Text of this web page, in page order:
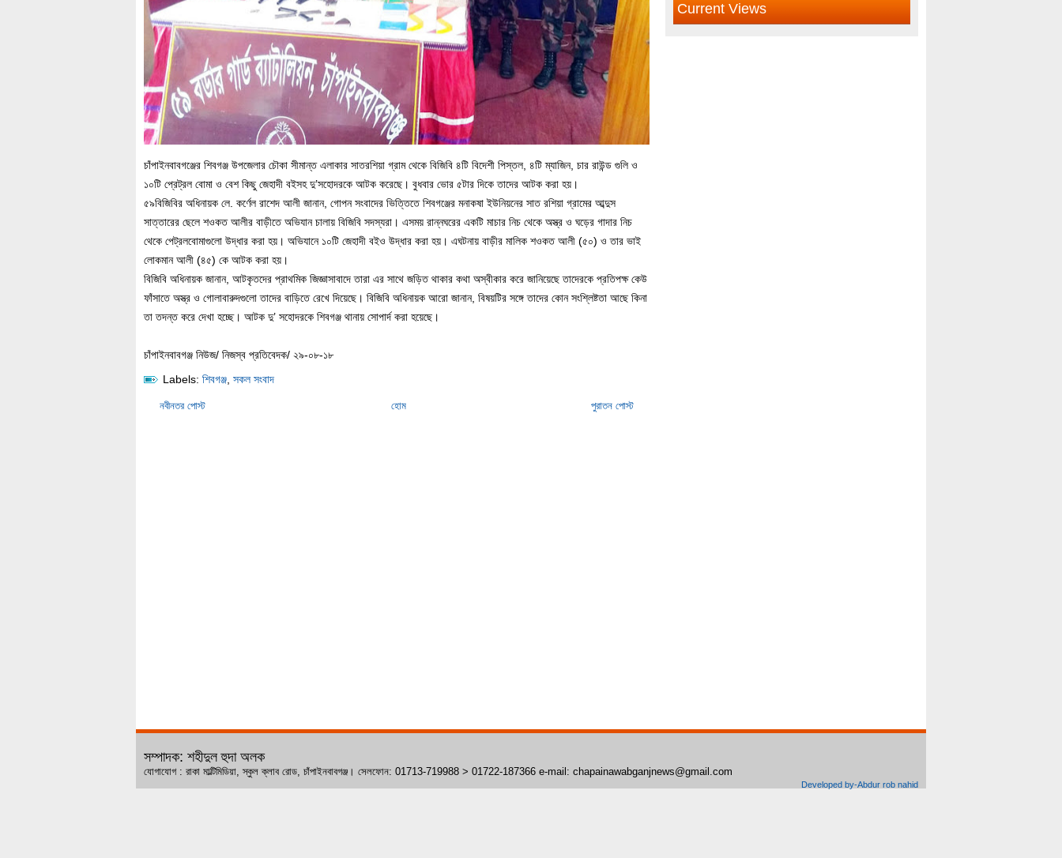
চাঁপাইনবাবগঞ্জের শিবগঞ্জ উপজেলার চৌকা সীমান্ত এলাকার সাতরশিয়া গ্রাম থেকে বিজিবি ৪টি বিদেশী পিস্তল, ৪টি ম্যাজিন, চার রাউন্ড গুলি ও
১০টি প্রেট্রল বোমা ও বেশ কিছু জেহাদী বইসহ দু’সহোদরকে আটক করেছে। বুধবার ভোর ৫টার দিকে তাদের আটক করা হয়।
৫৯বিজিবির অধিনায়ক লে. কর্ণেল রাশেদ আলী জানান, গোপন সংবাদের ভিত্তিতে শিবগঞ্জের মনাকষা ইউনিয়নের সাত রশিয়া গ্রামের আব্দুস
সাত্তারের ছেলে শওকত আলীর বাড়ীতে অভিযান চালায় বিজিবি সদস্যরা। এসময় রান্নঘরের একটি মাচার নিচ থেকে অস্ত্র ও ঘড়ের গাদার নিচ
থেকে পেট্রলবোমাগুলো উদ্ধার করা হয়। অভিযানে ১০টি জেহাদী বইও উদ্ধার করা হয়। এঘটনায় বাড়ীর মালিক শওকত আলী (৫০) ও তার ভাই
লোকমান আলী (৪৫) কে আটক করা হয়।
বিজিবি অধিনায়ক জানান, আটকৃতদের প্রাথমিক জিজ্ঞাসাবাদে তারা এর সাথে জড়িত থাকার কথা অস্বীকার করে জানিয়েছে তাদেরকে প্রতিপক্ষ কেউ
ফাঁসাতে অস্ত্র ও গোলাবারুদগুলো তাদের বাড়িতে রেখে দিয়েছে। বিজিবি অধিনায়ক আরো জানান, বিষয়টির সঙ্গে তাদের কোন সংশ্লিষ্টতা আছে কিনা
তা তদন্ত করে দেখা হচ্ছে। আটক দু’ সহোদরকে শিবগঞ্জ থানায় সোপার্দ করা হয়েছে।
চাঁপাইনবাবগঞ্জ নিউজ/ নিজস্ব প্রতিবেদক/ ২৯-০৮-১৮
Labels: শিবগঞ্জ সকল সংবাদ
নবীনতর পোস্ট পুরাতন পোস্ট
হোম
Current Views
সম্পাদক: শহীদুল হুদা অলক
যোগাযোগ : রাকা মাল্টিমিডিয়া, স্কুল ক্লাব রোড, চাঁপাইনবাবগঞ্জ। সেলফোন: 01713-719988 > 01722-187366 e-mail: chapainawabganjnews@gmail.com
Developed by-Abdur rob nahid